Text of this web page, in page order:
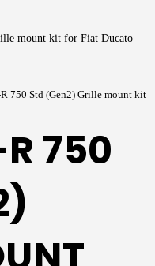
mount kit for Fiat Ducato
750 Std (Gen2) Grille mount kit
750